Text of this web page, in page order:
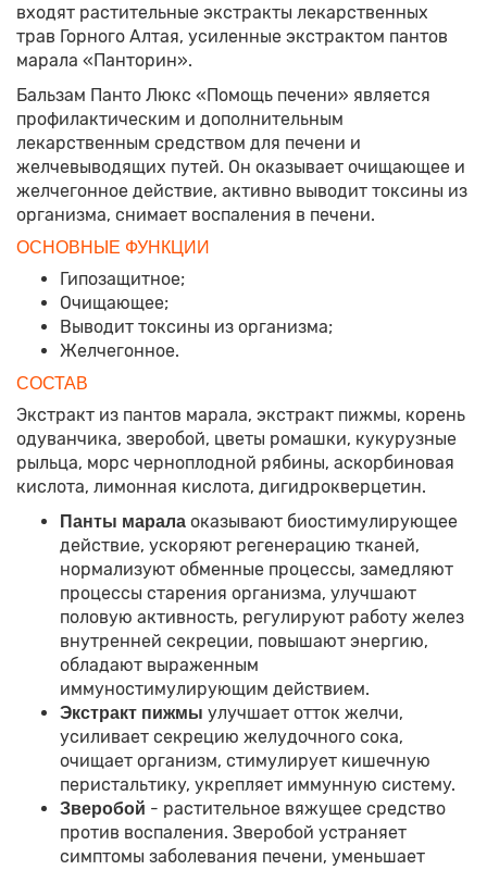
входят растительные экстракты лекарственных
трав Горного Алтая, усиленные экстрактом пантов
марала «Панторин».
Бальзам Панто Люкс «Помощь печени» является
профилактическим и дополнительным
лекарственным средством для печени и
желчевыводящих путей. Он оказывает очищающее и
желчегонное действие, активно выводит токсины из
организма, снимает воспаления в печени.
ОСНОВНЫЕ ФУНКЦИИ
Гипозащитное;
Очищающее;
Выводит токсины из организма;
Желчегонное.
СОСТАВ
Экстракт из пантов марала, экстракт пижмы, корень
одуванчика, зверобой, цветы ромашки, кукурузные
рыльца, морс черноплодной рябины, аскорбиновая
кислота, лимонная кислота, дигидрокверцетин.
Панты марала оказывают биостимулирующее
действие, ускоряют регенерацию тканей,
нормализуют обменные процессы, замедляют
процессы старения организма, улучшают
половую активность, регулируют работу желез
внутренней секреции, повышают энергию,
обладают выраженным
иммуностимулирующим действием.
Экстракт пижмы улучшает отток желчи,
усиливает секрецию желудочного сока,
очищает организм, стимулирует кишечную
перистальтику, укрепляет иммунную систему.
Зверобой - растительное вяжущее средство
против воспаления. Зверобой устраняет
симптомы заболевания печени, уменьшает